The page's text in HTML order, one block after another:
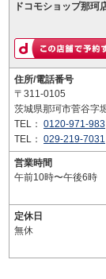
ドコモショップ那珂
住所/電話番号
〒311-0105
茨城県那珂市菅谷字
TEL： 0120-971-983
TEL： 029-219-7031
営業時間
午前10時〜午後6時
定休日
無休